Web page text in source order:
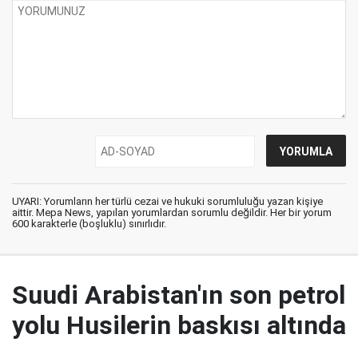
UYARI: Yorumların her türlü cezai ve hukuki sorumluluğu yazan kişiye
aittir. Mepa News, yapılan yorumlardan sorumlu değildir. Her bir yorum
600 karakterle (boşluklu) sınırlıdır.
Suudi Arabistan'ın son petrol
yolu Husilerin baskısı altında